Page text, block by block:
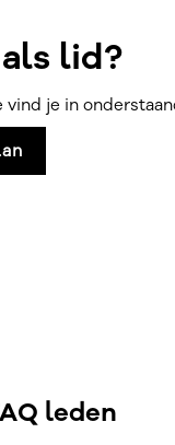
lid?
je in
leden